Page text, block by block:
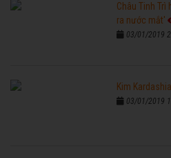
Châu Tinh
ra nước mắt'
03/01/2019
Kim
03/01/2019